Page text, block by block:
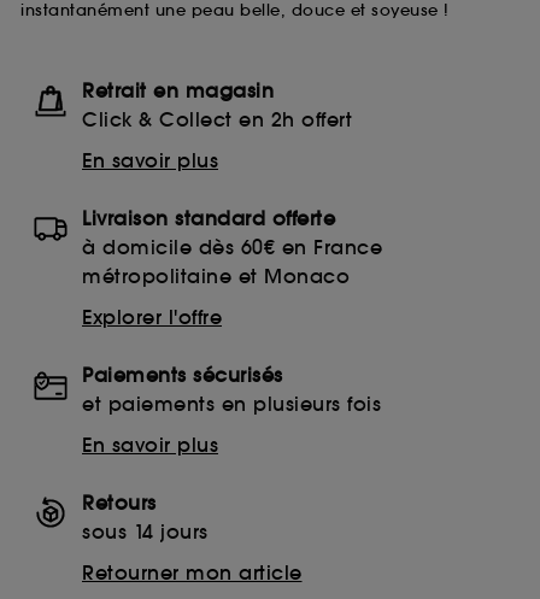
instantanément une peau belle, douce et soyeuse !
Retrait en magasin
Click & Collect en 2h offert
En savoir plus
Livraison standard offerte
à domicile dès 60€ en France
métropolitaine et Monaco
Explorer l'offre
Paiements sécurisés
et paiements en plusieurs fois
En savoir plus
Retours
sous 14 jours
Retourner mon article
lecture de ces traceurs requiert votre accord. Vous
choix" ci-dessous ou décider de "tout accepter".
Sephora pourra associer les informations de
navigation collectées par ces Cookies, pour les
collectées ou générées lors de votre activité en ligne
sur "continuer sans accepter". Voous pouvez à tout
moment choisir de retirer votrte consentement. Si vous
utilisés, cliquez ici.